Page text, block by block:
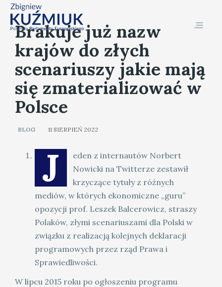
Brakuje już nazw
krajów do złych
scenariuszy jakie mają
się zmaterializować w
Polsce
BLOG 11 SIERPIEŃ 2022
J
eden z internautów Norbert
Nowicki na Twitterze zestawił
krzyczące tytuły z różnych
mediów, w których ekonomiczne „guru”
opozycji prof. Leszek Balcerowicz, straszy
Polaków, złymi scenariuszami dla Polski w
związku z realizacją kolejnych deklaracji
programowych przez rząd Prawa i
Sprawiedliwości.
W lipcu 2015 roku po ogłoszeniu programu